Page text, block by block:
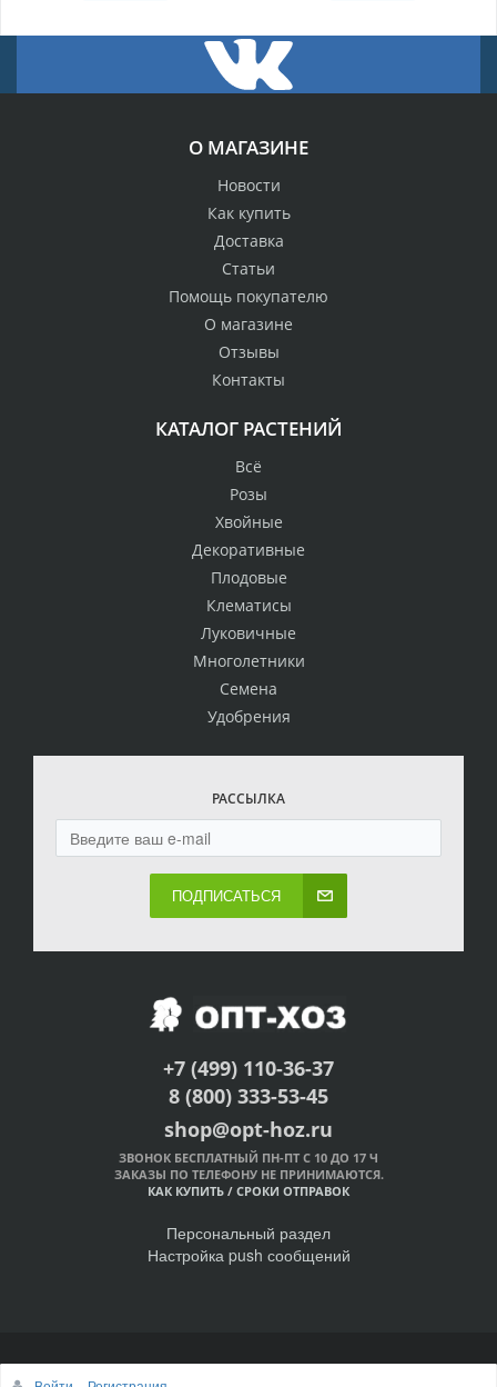
О МАГАЗИНЕ
Новости
Как купить
Доставка
Статьи
Помощь покупателю
О магазине
Отзывы
Контакты
КАТАЛОГ РАСТЕНИЙ
Всё
Розы
Хвойные
Декоративные
Плодовые
Клематисы
Луковичные
Многолетники
Семена
Удобрения
РАССЫЛКА
ПОДПИСАТЬСЯ
+7 (499) 110-36-37
8 (800) 333-53-45
shop@opt-hoz.ru
ЗВОНОК БЕСПЛАТНЫЙ ПН-ПТ С 10 ДО 17 Ч
ЗАКАЗЫ ПО ТЕЛЕФОНУ НЕ ПРИНИМАЮТСЯ.
КАК КУПИТЬ / СРОКИ ОТПРАВОК
Персональный раздел
Настройка push сообщений
© Интернет-магазин ОПТ-ХОЗ, 2011-2026